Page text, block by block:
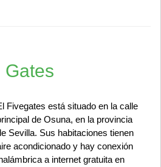
Gates
Fivegates está situado en la calle
de Osuna, en la provincia
Sevilla. Sus habitaciones tienen
acondicionado y hay conexión
a internet gratuita en